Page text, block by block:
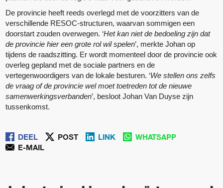
De provincie heeft reeds overlegd met de voorzitters van de
verschillende RESOC-structuren, waarvan sommigen een
doorstart zouden overwegen. ‘Het kan niet de bedoeling zijn dat
de provincie hier een grote rol wil spelen’, merkte Johan op
tijdens de raadszitting. Er wordt momenteel door de provincie ook
overleg gepland met de sociale partners en de
vertegenwoordigers van de lokale besturen. ‘We stellen ons zelfs
de vraag of de provincie wel moet toetreden tot de nieuwe
samenwerkingsverbanden’, besloot Johan Van Duyse zijn
tussenkomst.
DEEL POST LINK
WHATSAPP
E-MAIL